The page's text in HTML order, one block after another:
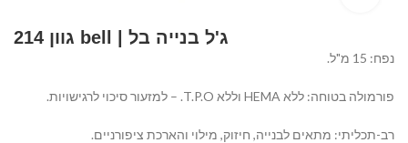
ג'ל בנייה בל | bell גוון 214
נפח: 15 מ"ל.
פורמולה בטוחה: ללא HEMA וללא T.P.O. – למזעור סיכוי לרגישויות.
רב-תכליתי: מתאים לבנייה, חיזוק, מילוי והארכת ציפורניים.